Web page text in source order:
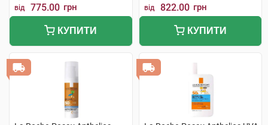
від 775.00 грн
КУПИТИ
від 822.00 грн
КУПИТИ